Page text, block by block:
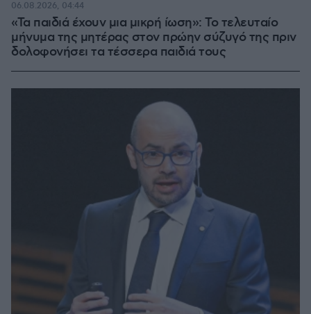
«Τα παιδιά έχουν μια μικρή ίωση»: Το τελευταίο
μήνυμα της μητέρας στον πρώην σύζυγό της πριν
δολοφονήσει τα τέσσερα παιδιά τους
06.08.2026, 04:44